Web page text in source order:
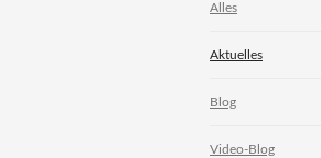
Alles
Aktuelles
Blog
Video-Blog